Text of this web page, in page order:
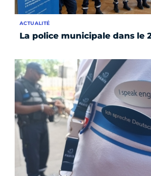
La police municipale dans le
ACTUALITÉ